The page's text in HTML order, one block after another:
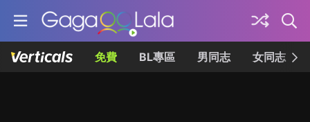
免費 BL專區 男同志 女同志